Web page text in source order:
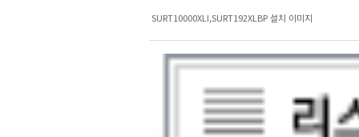
SURT10000XLI,SURT192XLBP 설치 이미지